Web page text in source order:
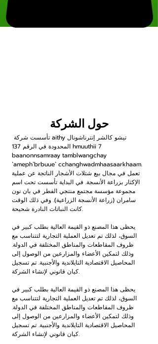
حول الشركة
المحدودة في الرقم 137 hmuuthii 7
baanonnsamraay tamblwangchay
`ameph`brbuue` cchanghwadmhaasaarkhaam.
تعمل في مجال بيع شتلات الأشجار الناتجة عن عملية
الإكثار بزراعة الأنسجة. في البداية تأسست تحت اسم
مجموعة مؤسسة مجتمع منتجي الفطر في بان نون
سامران (زراعة الأنسجة الزراعية). وفي ذلك الوقت
كانت النباتات النادرة شحيحة.
يحظى هذا المصنع ذو القيمة العالية بطلب كبير في
السوق، لذلك تم تعديل العملية التجارية لتتناسب مع
ظروف المقاطعات والمناطق المختلفة في الدولة.
وذلك لتمكين الأعضاء والمزارعين من الوصول إلى
المحاصيل الاقتصادية التايلاندية والأجنبية. تم تسجيل
كيان قانوني لإنشاء الشركة.
يحظى هذا المصنع ذو القيمة العالية بطلب كبير في
السوق، لذلك تم تعديل العملية التجارية لتتناسب مع
ظروف المقاطعات والمناطق المختلفة في الدولة.
وذلك لتمكين الأعضاء والمزارعين من الوصول إلى
المحاصيل الاقتصادية التايلاندية والأجنبية. تم تسجيل
كيان قانوني لإنشاء الشركة.